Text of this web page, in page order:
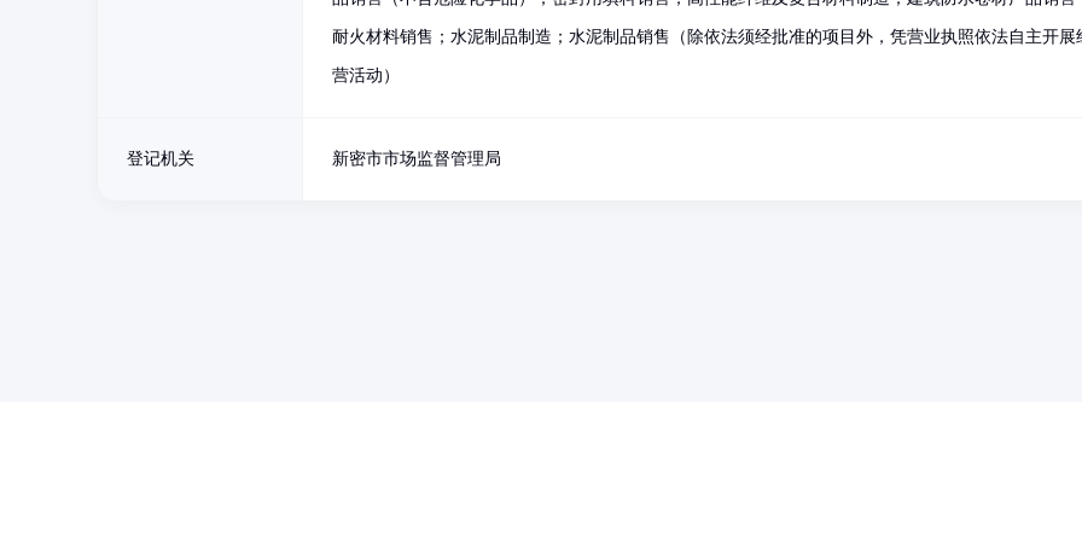
耐火材料销售；水泥制品制造；水泥制品销售（除依法须经批准的项目外，凭营业执照依法自主开展
营活动）
登记机关 新密市市场监督管理局